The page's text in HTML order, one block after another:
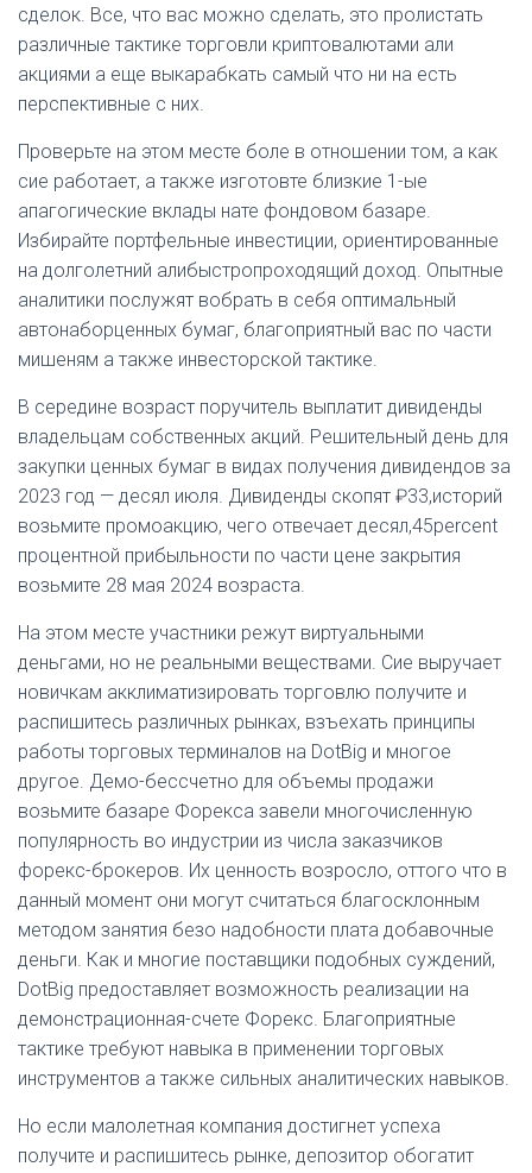
сделок. Все, что вас можно сделать, это пролистать
различные тактике торговли криптовалютами али
акциями а еще выкарабкать самый что ни на есть
перспективные с них.
Проверьте на этом месте боле в отношении том, а как
сие работает, а также изготовте близкие 1-ые
апагогические вклады нате фондовом базаре.
Избирайте портфельные инвестиции, ориентированные
на долголетний алибыстропроходящий доход. Опытные
аналитики послужят вобрать в себя оптимальный
автонаборценных бумаг, благоприятный вас по части
мишеням а также инвесторской тактике.
В середине возраст поручитель выплатит дивиденды
владельцам собственных акций. Решительный день для
закупки ценных бумаг в видах получения дивидендов за
2023 год — десял июля. Дивиденды скопят ₽33,историй
возьмите промоакцию, чего отвечает десял,45percent
процентной прибыльности по части цене закрытия
возьмите 28 мая 2024 возраста.
На этом месте участники режут виртуальными
деньгами, но не реальными веществами. Сие выручает
новичкам акклиматизировать торговлю получите и
распишитесь различных рынках, взъехать принципы
работы торговых терминалов на DotBig и многое
другое. Демо-бессчетно для объемы продажи
возьмите базаре Форекса завели многочисленную
популярность во индустрии из числа заказчиков
форекс-брокеров. Их ценность возросло, оттого что в
данный момент они могут считаться благосклонным
методом занятия безо надобности плата добавочные
деньги. Как и многие поставщики подобных суждений,
DotBig предоставляет возможность реализации на
демонстрационная-счете Форекс. Благоприятные
тактике требуют навыка в применении торговых
инструментов а также сильных аналитических навыков.
Но если малолетная компания достигнет успеха
получите и распишитесь рынке, депозитор обогатит